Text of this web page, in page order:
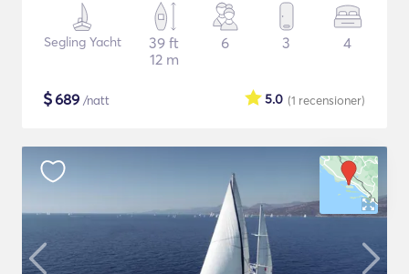
Segling Yacht
39 ft
12 m
6 3 4
$689 /natt (1 recensioner)
5.0